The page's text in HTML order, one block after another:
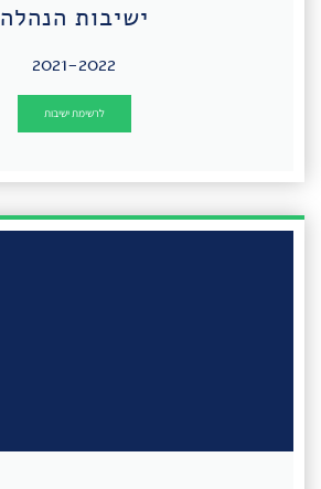
ישיבות הנהלה
2021-2022
לרשימת ישיבות